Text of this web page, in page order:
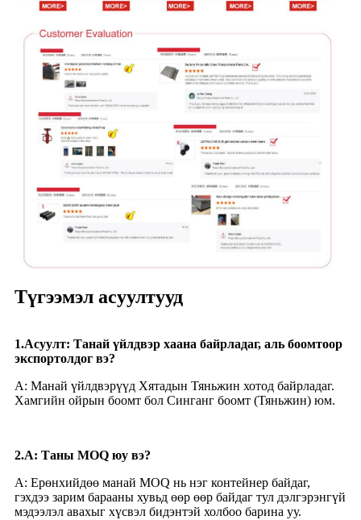
Түгээмэл асуултууд
1.Асуулт: Танай үйлдвэр хаана байрладаг, аль боомтоор
экспортолдог вэ?
А: Манай үйлдвэрүүд Хятадын Тяньжин хотод байрладаг.
Хамгийн ойрын боомт бол Синганг боомт (Тяньжин) юм.
2.А: Таны MOQ юу вэ?
А: Ерөнхийдөө манай MOQ нь нэг контейнер байдаг,
гэхдээ зарим барааны хувьд өөр өөр байдаг тул дэлгэрэнгүй
мэдээлэл авахыг хүсвэл бидэнтэй холбоо барина уу.